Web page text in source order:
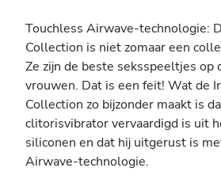
Touchless Airwave-technologie:
Collection is niet zomaar een
Ze zijn de beste seksspeeltjes op
vrouwen. Dat is een feit! Wat de
Collection zo bijzonder maakt is
clitorisvibrator vervaardigd is uit
siliconen en dat hij uitgerust is
Airwave-technologie.